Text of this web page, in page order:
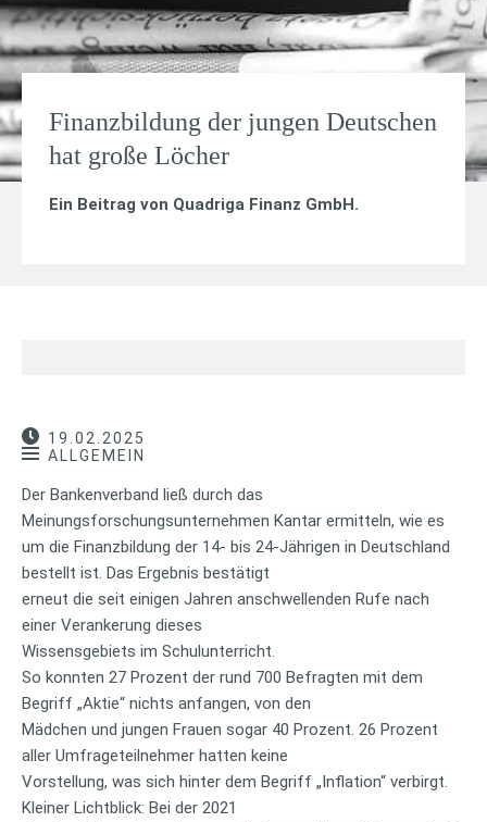
Finanzbildung der jungen Deutschen
hat große Löcher
Ein Beitrag von Quadriga Finanz GmbH.
19.02.2025
ALLGEMEIN
Der Bankenverband ließ durch das
Meinungsforschungsunternehmen Kantar ermitteln, wie es
um die Finanzbildung der 14- bis 24-Jährigen in Deutschland
bestellt ist. Das Ergebnis bestätigt
erneut die seit einigen Jahren anschwellenden Rufe nach
einer Verankerung dieses
Wissensgebiets im Schulunterricht.
So konnten 27 Prozent der rund 700 Befragten mit dem
Begriff „Aktie“ nichts anfangen, von den
Mädchen und jungen Frauen sogar 40 Prozent. 26 Prozent
aller Umfrageteilnehmer hatten keine
Vorstellung, was sich hinter dem Begriff „Inflation“ verbirgt.
Kleiner Lichtblick: Bei der 2021